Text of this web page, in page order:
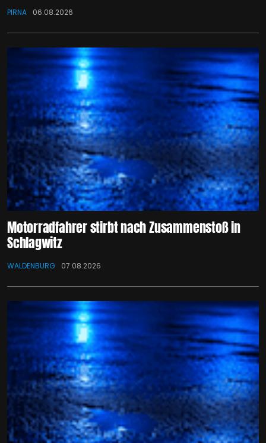
PIRNA 06.08.2026
Motorradfahrer stirbt nach Zusammenstoß in
Schlagwitz
WALDENBURG 07.08.2026